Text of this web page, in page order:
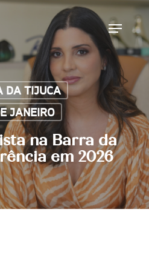
Menu
DA TIJUCA
JANEIRO
na Barra da
em 2026